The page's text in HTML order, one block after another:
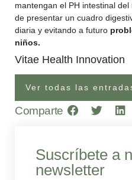
mantengan el PH intestinal
de presentar un cuadro
diaria y evitando a futuro
niños.
Vitae Health Innovation
Ver todas las
Comparte
Suscríbete a
newsletter